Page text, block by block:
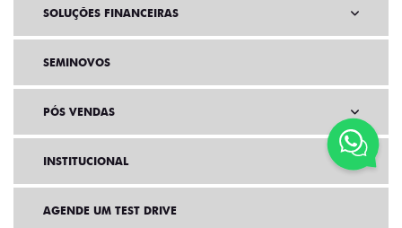
SOLUÇÕES FINANCEIRAS
SEMINOVOS
PÓS VENDAS
INSTITUCIONAL
AGENDE UM TEST DRIVE